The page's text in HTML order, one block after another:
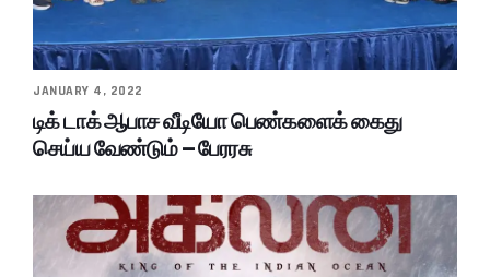
JANUARY 4, 2022
டிக் டாக் ஆபாச வீடியோ பெண்களைக் கைது
செய்ய வேண்டும் – பேரரசு